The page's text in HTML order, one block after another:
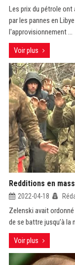
Les prix du pétrole ont
par les pannes en
l'approvisionnement ...
Voir plus
Redditions en
2022-04-18
Zelenski avait
de se battre jusqu’à
Voir plus